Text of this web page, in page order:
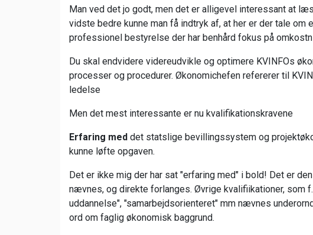
Man ved det jo godt, men det er alligevel interessant at
vidste bedre kunne man få indtryk af, at her er der tale
professionel bestyrelse der har benhård fokus på
Du skal endvidere videreudvikle og optimere KVINFOs
processer og procedurer. Økonomichefen refererer til
ledelse
Men det mest interessante er nu kvalifikationskravene
Erfaring med det statslige bevillingssystem og
kunne løfte opgaven.
Det er ikke mig der har sat "erfaring med" i bold! Det er
nævnes, og direkte forlanges. Øvrige kvalifiikationer, som
uddannelse", "samarbejdsorienteret" mm nævnes
ord om faglig økonomisk baggrund.